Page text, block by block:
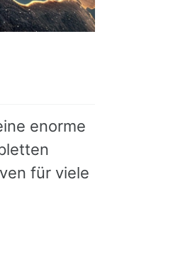
enorme
für viele